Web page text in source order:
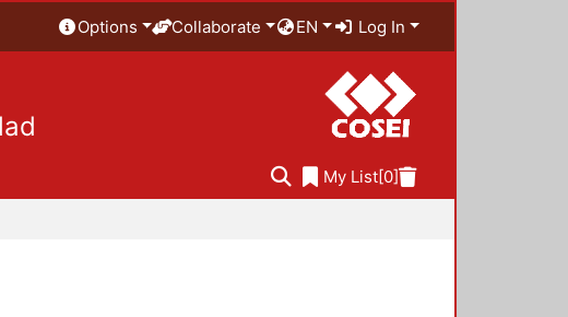
Options Collaborate EN Log In
My List[0]